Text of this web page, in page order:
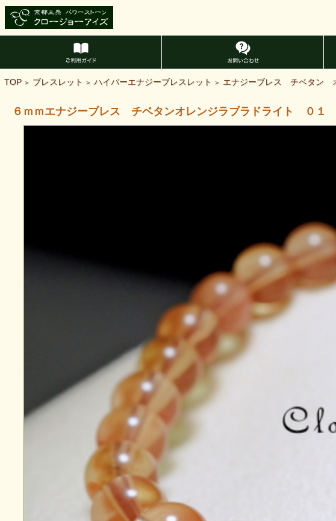
TOP > ブレスレット > ハイパーエナジーブレスレット > エナジーブレス チベタン
６ｍｍエナジーブレス チベタンオレンジラブラドライト ０１